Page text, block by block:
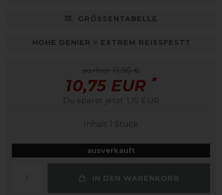
GRÖSSENTABELLE
HOHE DENIER = EXTREM REISSFEST?
vorher 11,90 €
10,75 EUR *
Du sparst jetzt 1,15 EUR
Inhalt 1 Stück
ausverkauft
IN DEN WARENKORB